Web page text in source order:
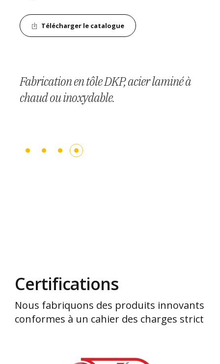
Télécharger le catalogue
Gamme complète de réservoirs de tous
types
Réservoirs pour chaque besoin (ECS,
Inertie, COMBI, Pompes à chaleur,
Horizontaux, Exigences spécifiques)
De 80 à 20 000 litres.
Fabrication en tôle DKP, acier laminé à
chaud ou inoxydable.
Certifications
Nous fabriquons des produits innovants
conformes à un cahier des charges strict